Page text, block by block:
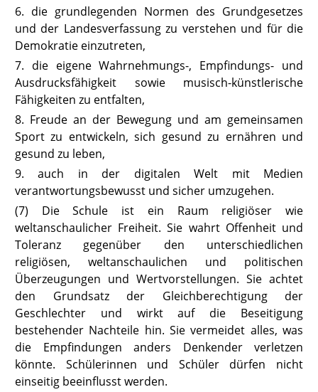
6. die grundlegenden Normen des Grundgesetzes
und der Landesverfassung zu verstehen und für die
Demokratie einzutreten,
7. die eigene Wahrnehmungs-, Empfindungs- und
Ausdrucksfähigkeit sowie musisch-künstlerische
Fähigkeiten zu entfalten,
8. Freude an der Bewegung und am gemeinsamen
Sport zu entwickeln, sich gesund zu ernähren und
gesund zu leben,
9. auch in der digitalen Welt mit Medien
verantwortungsbewusst und sicher umzugehen.
(7) Die Schule ist ein Raum religiöser wie
weltanschaulicher Freiheit. Sie wahrt Offenheit und
Toleranz gegenüber den unterschiedlichen
religiösen, weltanschaulichen und politischen
Überzeugungen und Wertvorstellungen. Sie achtet
den Grundsatz der Gleichberechtigung der
Geschlechter und wirkt auf die Beseitigung
bestehender Nachteile hin. Sie vermeidet alles, was
die Empfindungen anders Denkender verletzen
könnte. Schülerinnen und Schüler dürfen nicht
einseitig beeinflusst werden.